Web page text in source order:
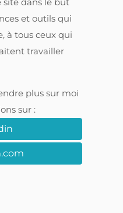
et outils qui
à tous ceux qui
travailler
plus sur moi
sur :